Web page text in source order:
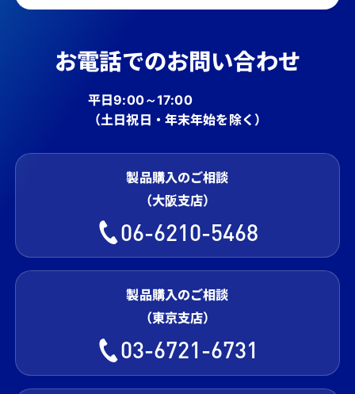
お電話でのお問い合わせ
平日9:00～17:00
（土日祝日・年末年始を除く）
製品購入のご相談
（大阪支店）
06-6210-5468
製品購入のご相談
（東京支店）
03-6721-6731